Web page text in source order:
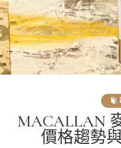
MACALLAN
價格趨勢